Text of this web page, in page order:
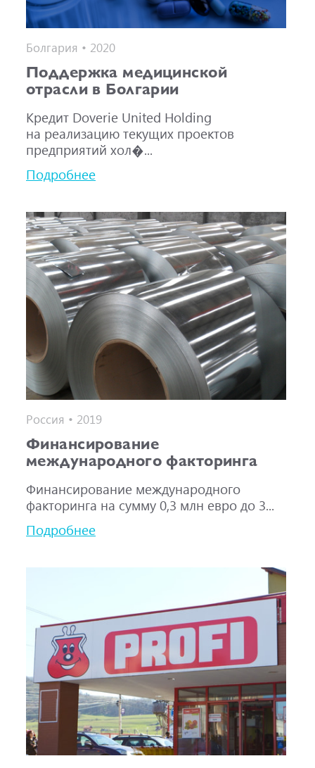
Болгария • 2020
Поддержка медицинской
отрасли в Болгарии
Кредит Doverie United Holding
на реализацию текущих проектов
предприятий хол�...
Подробнее
Россия • 2019
Финансирование
международного факторинга
Финансирование международного
факторинга на сумму 0,3 млн евро до 3...
Подробнее